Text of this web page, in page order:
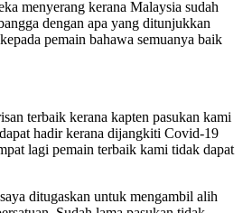
menyerang kerana Malaysia sudah
dengan apa yang ditunjukkan
pemain bahawa semuanya baik
terbaik kerana kapten pasukan kami
hadir kerana dijangkiti Covid-19
lagi pemain terbaik kami tidak dapat
ditugaskan untuk mengambil alih